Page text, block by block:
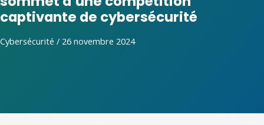
captivante de cybersécurité
Cybersécurité / 26 novembre 2024